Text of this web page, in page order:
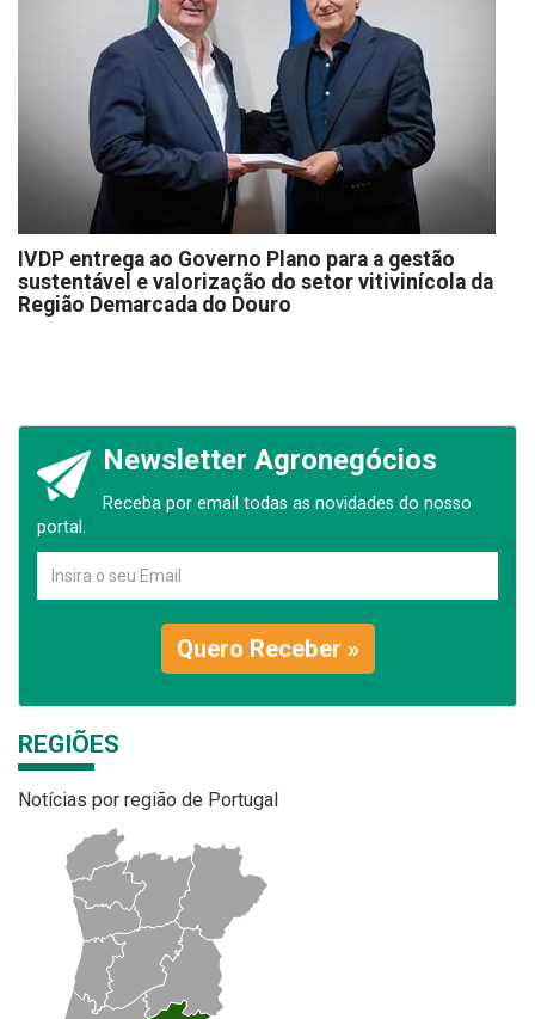
IVDP entrega ao Governo Plano para a gestão
sustentável e valorização do setor vitivinícola da
Região Demarcada do Douro
Newsletter Agronegócios
Receba por email todas as novidades do nosso
portal.
Quero Receber »
REGIÕES
Notícias por região de Portugal